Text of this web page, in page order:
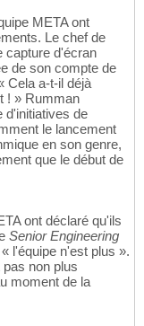
META ont
Le chef de
capture d'écran
de son compte de
Cela a-t-il déjà
! » Rumman
d'initiatives de
le lancement
en son genre,
que le début de
ont déclaré qu'ils
Senior Engineering
l'équipe n'est plus ».
non plus
moment de la